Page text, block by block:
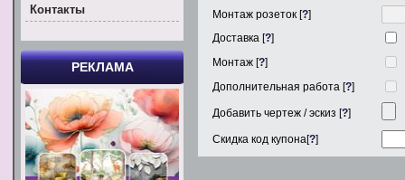
Монтаж розеток [?]
Доставка [?]
Монтаж [?]
Дополнительная работа [?]
Добавить чертеж / эскиз [?]
Скидка код купона[?]
Контакты
РЕКЛАМА